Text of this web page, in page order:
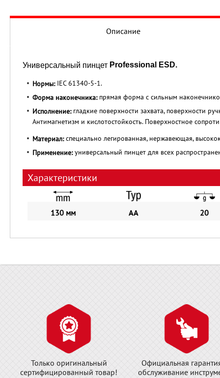
Описание
Универсальный пинцет Professional ESD.
Нормы:IEC 61340-5-1.
Форма наконечника:прямая форма с сильным
Исполнение:гладкие поверхности захвата, поверхности
Антимагнетизм и кислотостойкость. Поверхностное
Материал:специально легированная, нержавеющая,
Применение:универсальный пинцет для всех
Характеристики
130 мм AA 20
Только оригинальный
сертифицированный товар!
Официальная
обслуживание